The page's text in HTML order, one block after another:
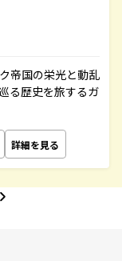
帝国の栄光と動乱
る歴史を旅するガ
詳細を見る